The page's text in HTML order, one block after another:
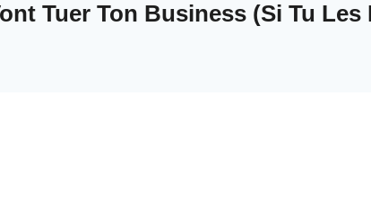
Tuer Ton Business (Si Tu Les